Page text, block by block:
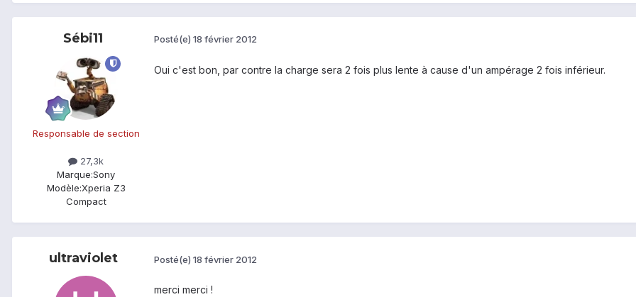
Sébi11
Responsable de section
27,3k
Marque:Sony
Modèle:Xperia Z3
Compact
Posté(e) 18 février 2012
Oui c'est bon, par contre la charge sera 2 fois plus lente à cause d'un ampérage 2 fois inférieur.
ultraviolet Posté(e) 18 février 2012
merci merci !